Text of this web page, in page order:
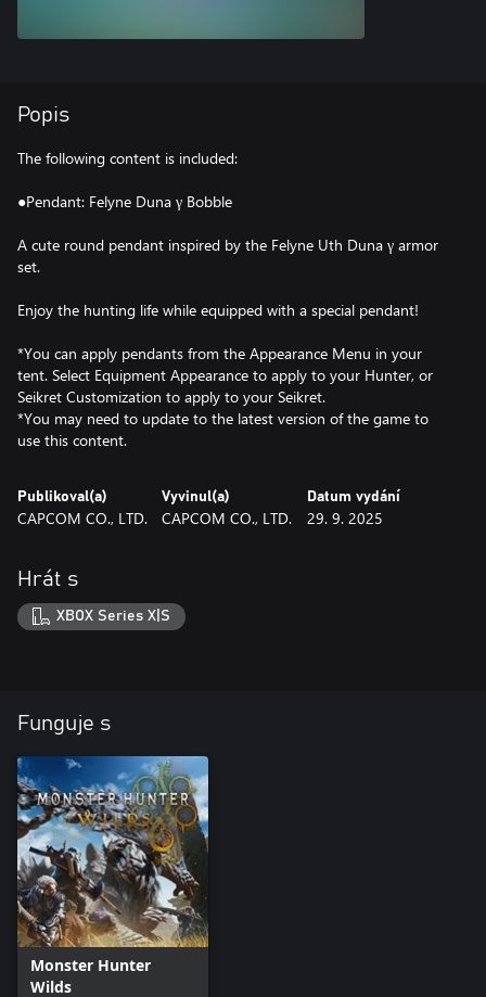
Popis
The following content is included:
●Pendant: Felyne Duna γ Bobble
A cute round pendant inspired by the Felyne Uth Duna γ armor
set.
Enjoy the hunting life while equipped with a special pendant!
*You can apply pendants from the Appearance Menu in your
tent. Select Equipment Appearance to apply to your Hunter, or
Seikret Customization to apply to your Seikret.
*You may need to update to the latest version of the game to
use this content.
Publikoval(a)
CAPCOM CO., LTD.
Vyvinul(a)
CAPCOM CO., LTD.
Datum vydání
29. 9. 2025
Hrát s
XBOX Series X|S
Funguje s
Monster Hunter
Wilds